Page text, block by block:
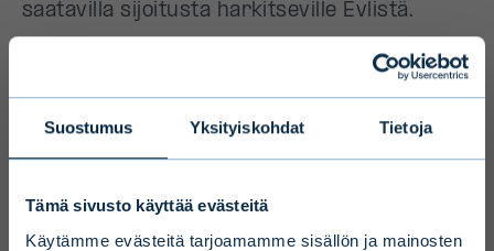
Suostumus Yksityiskohdat Tietoja
Tämä sivusto käyttää evästeitä
Käytämme evästeitä tarjoamamme sisällön ja mainosten
saatavilla sijoitusta harkitseville Evlistä.
Evli Infrastructure Fund I
Ky
Juridinen rakenne
Suomalainen
kommandiittiyhtiö, suljettu
sijoittajat